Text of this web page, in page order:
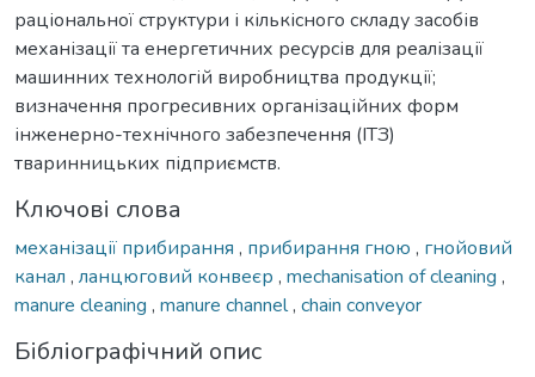
раціональної структури і кількісного складу засобів
механізації та енергетичних ресурсів для реалізації
машинних технологій виробництва продукції;
визначення прогресивних організаційних форм
інженерно-технічного забезпечення (ІТЗ)
тваринницьких підприємств.
Ключові слова
механізації прибирання , прибирання гною , гнойовий
канал , ланцюговий конвеєр , mechanisation of cleaning ,
manure cleaning , manure channel, chain conveyor
Бібліографічний опис